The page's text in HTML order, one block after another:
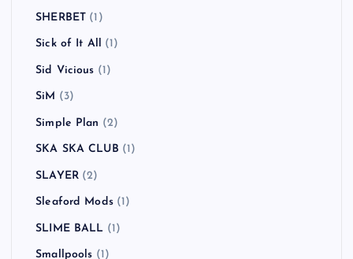
SHERBET (1)
Sick of It All (1)
Sid Vicious (1)
SiM (3)
Simple Plan (2)
SKA SKA CLUB (1)
SLAYER(2)
Sleaford Mods(1)
SLIME BALL (1)
Smallpools (1)